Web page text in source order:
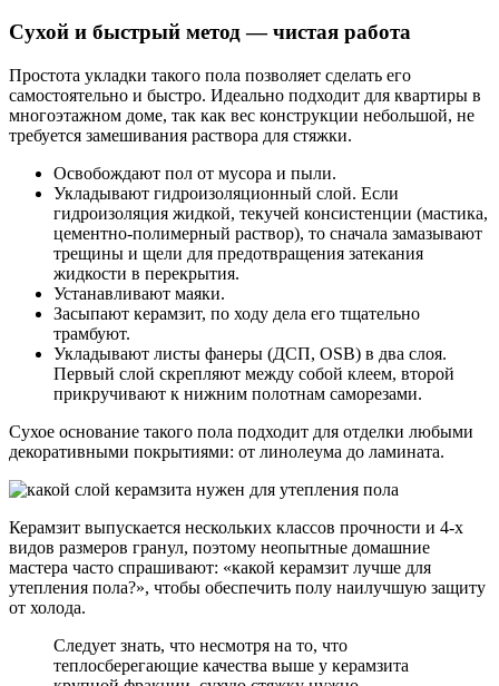
Сухой и быстрый метод — чистая работа
Простота укладки такого пола позволяет сделать его
самостоятельно и быстро. Идеально подходит для квартиры в
многоэтажном доме, так как вес конструкции небольшой, не
требуется замешивания раствора для стяжки.
Освобождают пол от мусора и пыли.
Укладывают гидроизоляционный слой. Если
гидроизоляция жидкой, текучей консистенции (мастика,
цементно-полимерный раствор), то сначала замазывают
трещины и щели для предотвращения затекания
жидкости в перекрытия.
Устанавливают маяки.
Засыпают керамзит, по ходу дела его тщательно
трамбуют.
Укладывают листы фанеры (ДСП, OSB) в два слоя.
Первый слой скрепляют между собой клеем, второй
прикручивают к нижним полотнам саморезами.
Сухое основание такого пола подходит для отделки любыми
декоративными покрытиями: от линолеума до ламината.
Керамзит выпускается нескольких классов прочности и 4-х
видов размеров гранул, поэтому неопытные домашние
мастера часто спрашивают: «какой керамзит лучше для
утепления пола?», чтобы обеспечить полу наилучшую защиту
от холода.
Следует знать, что несмотря на то, что
теплосберегающие качества выше у керамзита